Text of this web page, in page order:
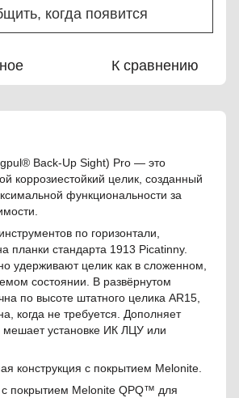
когда появится
К сравнению
Back-Up Sight) Pro — это
коррозиестойкий целик, созданный
функциональности за
по горизонтали,
планки стандарта 1913 Picatinny.
удерживают целик как в сложенном,
состоянии. В развёрнутом
по высоте штатного целика AR15,
когда не требуется. Дополняет
мешает установке ИК ЛЦУ или
конструкция с покрытием Melonite.
с покрытием Melonite QPQ™ для